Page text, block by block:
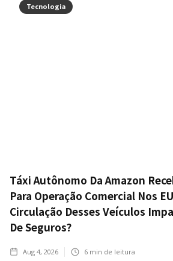
Tecnologia
Táxi Autônomo Da Amazon
Para Operação Comercial Nos
Circulação Desses Veículos
De Seguros?
Aug 4, 2026 6 min de leitura